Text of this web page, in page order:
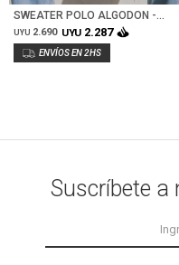
SWEATER POLO ALGODON -
MARRON
UYU 2.690 UYU 2.287
Suscríbete a